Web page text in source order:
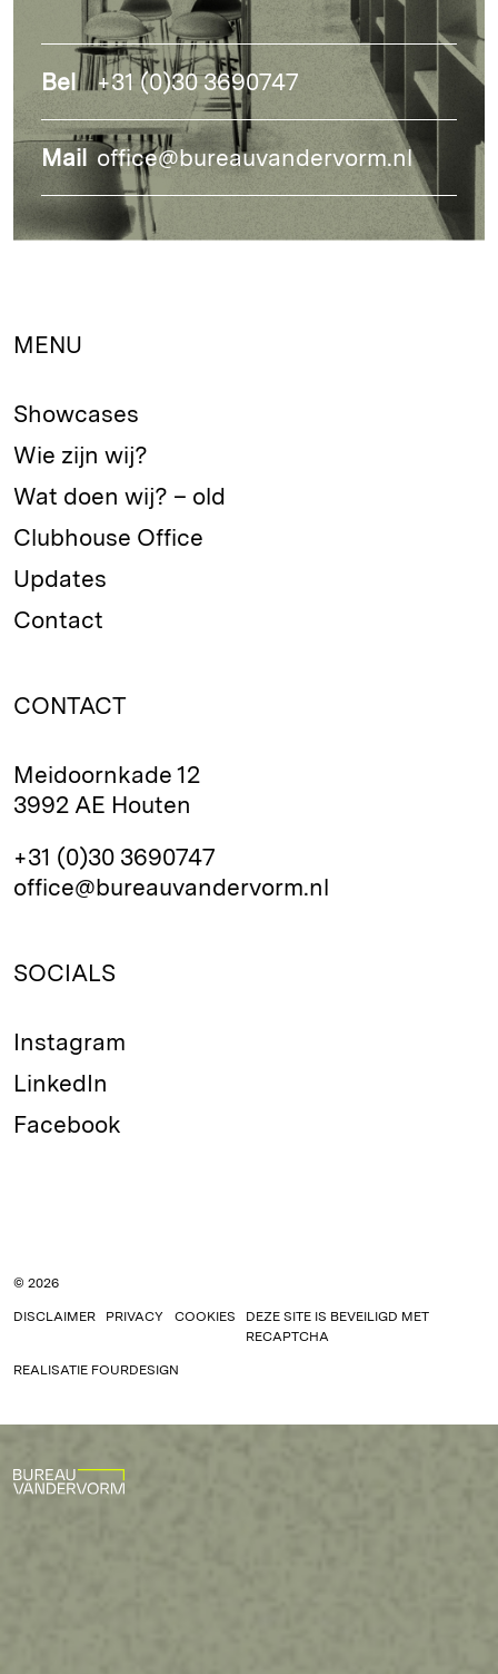
Bel +31 (0)30 3690747
Mail office@bureauvandervorm.nl
MENU
Showcases
Wie zijn wij?
Wat doen wij? – old
Clubhouse Office
Updates
Contact
CONTACT
Meidoornkade 12
3992 AE Houten
+31 (0)30 3690747
office@bureauvandervorm.nl
SOCIALS
Instagram
LinkedIn
Facebook
© 2026
DISCLAIMER PRIVACY COOKIES
DEZE SITE IS BEVEILIGD MET
RECAPTCHA
REALISATIE FOURDESIGN